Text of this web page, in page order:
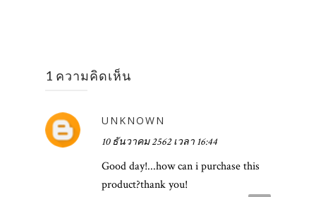
1 ความคิดเห็น
UNKNOWN
10 ธันวาคม 2562 เวลา 16:44
Good day!...how can i purchase this
product?thank you!